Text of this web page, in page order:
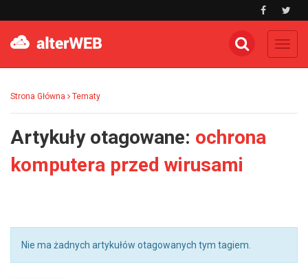
Strona Główna Tematy
Artykuły otagowane: ochrona
komputera przed wirusami
Nie ma żadnych artykułów otagowanych tym tagiem.